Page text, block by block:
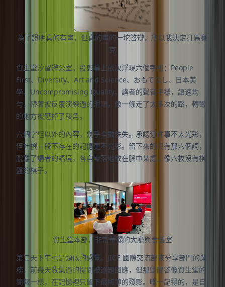
為了證明真的有畫，但真的畫的一坨答辯，所以我決定打馬賽
克
資生堂汐留辦公室。投影幕上依次浮現六個字組：People
First、Diversity、Art and Science、おもてなし、日本美
學、Uncompromising Quality。講者的聲音平穩，語速均
勻，帶著被反覆演練過的滑順，像一條走了太多次的路，轉彎
的地方被磨掉了稜角。
六個字組以外的內容，幾乎全數佚失。承認這件事不太光彩，
但杜撰一段不存在的記憶更不光彩。留下來的只有那六個詞，
脫離了講者的語境，各自零落地散在腦中某處，像六枚沒有棋
盤的棋子。
資生堂本部，非常華麗的大廳與會議室
第二天下午也是類似的感覺。JICE 國際交流部來分享部門的業
務，前幾天收集過的提問被逐題回應，但那些問答像資生堂的
簡報一樣，在記憶裡只留下最稀薄的殘影。唯一記得的，是自